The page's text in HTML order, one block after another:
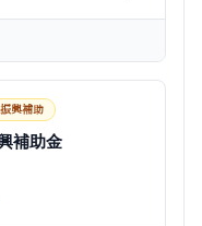
興補助
補助金